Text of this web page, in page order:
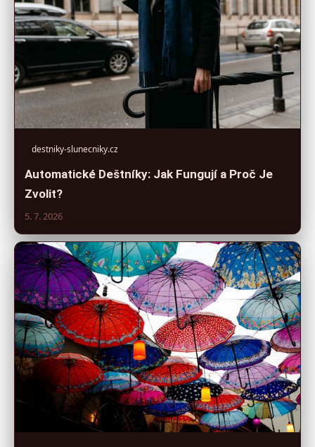
destniky-slunecniky.cz
Automatické Deštníky: Jak Fungují a Proč Je
Zvolit?
5. 7. 2026